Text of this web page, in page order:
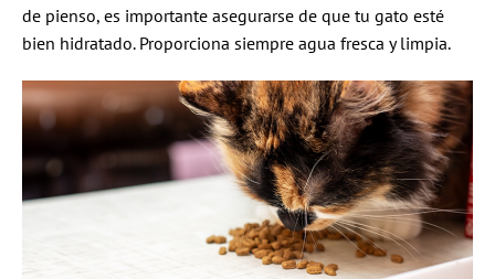
de pienso, es importante asegurarse de que tu gato esté
bien hidratado. Proporciona siempre agua fresca y limpia.